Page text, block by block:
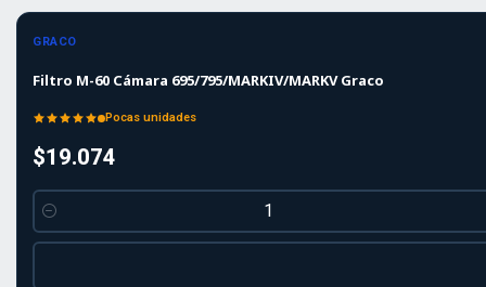
GRACO
Filtro M-60 Cámara 695/795/MARKIV/MARKV Graco
Pocas unidades
$19.074
Cantidad